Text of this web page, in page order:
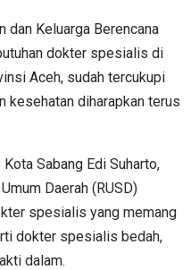
dan Keluarga Berencana
dokter spesialis di
Aceh, sudah tercukupi
kesehatan diharapkan terus
Sabang Edi Suharto,
Daerah (RUSD)
spesialis yang memang
dokter spesialis bedah,
dalam.